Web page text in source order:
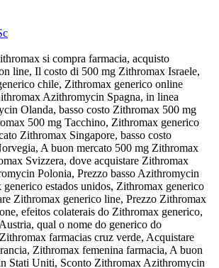
si compra farmacia, acquisto
line, Il costo di 500 mg Zithromax Israele,
chile, Zithromax generico online
Azithromycin Spagna, in linea
Olanda, basso costo Zithromax 500 mg
500 mg Tacchino, Zithromax generico
Zithromax Singapore, basso costo
A buon mercato 500 mg Zithromax
Svizzera, dove acquistare Zithromax
Polonia, Prezzo basso Azithromycin
estados unidos, Zithromax generico
Zithromax generico line, Prezzo Zithromax
efeitos colaterais do Zithromax generico,
qual o nome do generico do
farmacias cruz verde, Acquistare
Zithromax femenina farmacia, A buon
Stati Uniti, Sconto Zithromax Azithromycin